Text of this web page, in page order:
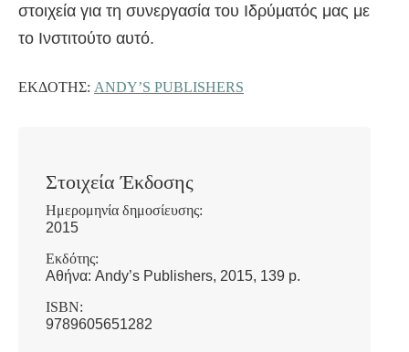
στοιχεία για τη συνεργασία του Ιδρύματός μας με
το Ινστιτούτο αυτό.
ΕΚΔΌΤΗΣ: ANDY’S PUBLISHERS
Στοιχεία Έκδοσης
Ημερομηνία δημοσίευσης:
2015
Εκδότης:
Αθήνα: Andy’s Publishers, 2015, 139 p.
ISBN:
9789605651282